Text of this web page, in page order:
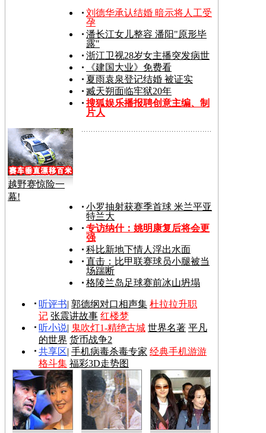
刘德华承认结婚 暗示将人工受
孕
潘长江女儿整容 潘阳"原形毕
露"
浙江卫视28岁女主播突发病世
《建国大业》免费看
夏雨袁泉登记结婚 被证实
臧天朔面临牢狱20年
搜狐娱乐播报聘创意主编、制
片人
越野赛惊险一
幕!
小罗抽射获赛季首球 米兰平亚
特兰大
专访纳什：姚明康复后将会更
强
科比新地下情人浮出水面
直击：比甲联赛球员小腿被当
场踹断
格陵兰岛足球赛前冰山坍塌
听评书| 郭德纲对口相声集 杜拉拉升职
记 张震讲故事 红楼梦
听小说| 鬼吹灯1-精绝古城 世界名著 平凡
的世界 货币战争2
共享区| 手机病毒杀毒专家 经典手机游游
格斗集 福彩3D走势图